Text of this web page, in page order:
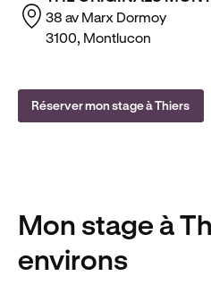
38 av Marx Dormoy
3100, Montlucon
Réserver mon stage à Thiers
Mon stage à
environs